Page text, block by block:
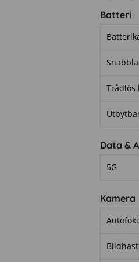
Batteri
Trådlös
Data &
5G
Kamera